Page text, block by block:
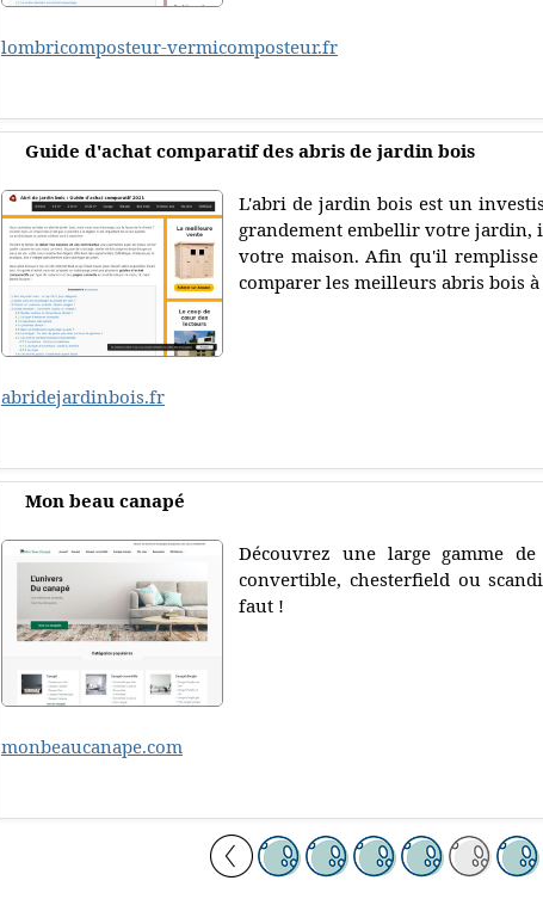
lombricomposteur-vermicomposteur.fr
Guide d'achat comparatif des abris de jardin bois
L'abri de jardin bois est un
grandement embellir votre jardin,
votre maison. Afin qu'il remplisse
comparer les meilleurs abris bois
abridejardinbois.fr
Mon beau canapé
Découvrez une large gamme
convertible, chesterfield ou
faut !
monbeaucanape.com